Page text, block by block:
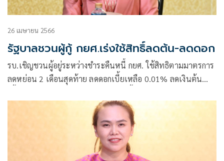
26 เมษายน 2566
รัฐบาลชวนผู้กู้ กยศ.เร่งใช้สิทธิ์ลดต้น-ลดดอก
รบ.เชิญชวนผู้อยู่ระหว่างชำระคืนหนี้ กยศ. ใช้สิทธิตามมาตรการ
ลดหย่อน 2 เดือนสุดท้าย ลดดอกเบี้ยเหลือ 0.01% ลดเงินต้น